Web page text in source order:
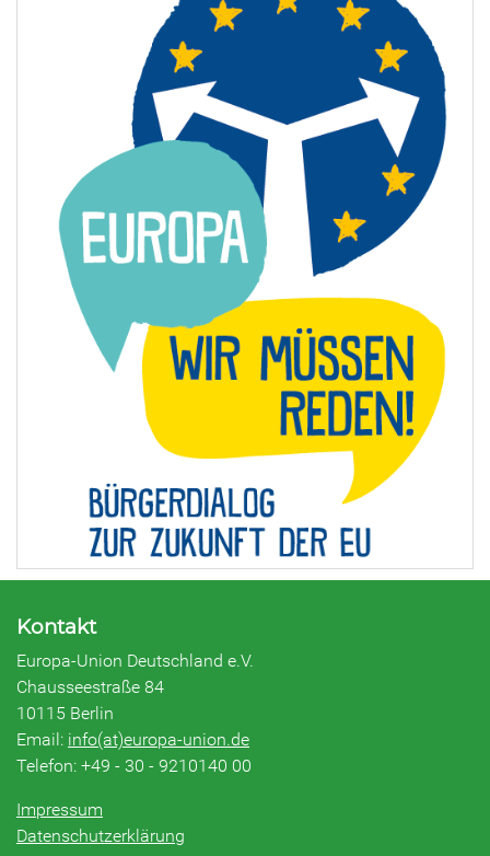
Kontakt
Europa-Union Deutschland e.V.
Chausseestraße 84
10115 Berlin
Email: info(at)europa-union.de
Telefon: +49 - 30 - 9210140 00
Impressum
Datenschutzerklärung